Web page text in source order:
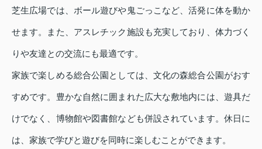
芝生広場では、ボール遊びや鬼ごっこなど、活発に体を動か
せます。また、アスレチック施設も充実しており、体力づく
りや友達との交流にも最適です。
家族で楽しめる総合公園としては、文化の森総合公園がおす
すめです。豊かな自然に囲まれた広大な敷地内には、遊具だ
けでなく、博物館や図書館なども併設されています。休日に
は、家族で学びと遊びを同時に楽しむことができます。